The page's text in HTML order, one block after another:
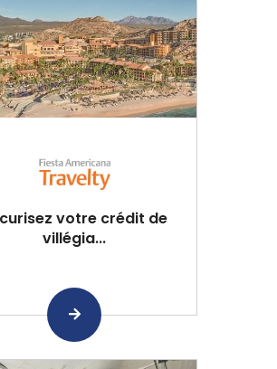
votre crédit de
villégia...